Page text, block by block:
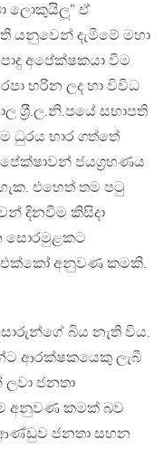
ලොකුයිලූ” ඒ
යනුවෙන් දැමීමේ මහා
අපේක්ෂකයා වීම
හරින ලද හා විවිධ
ශ‍්‍රී.ල.නි.පයේ සභාපති
ධුරය භාර ගත්තේ
ජයග‍්‍රහණය
එහෙත් තම පටු
දිනවීම කිසිදා
සොරමුළකට
එක්කෝ අනුවණ කමකි.
බිය නැති විය.
ආරක්ෂකයෙකු ලැබී
ජනතා
අනුවණ කමක් බව
ආණ්ඩුව ජනතා සහන